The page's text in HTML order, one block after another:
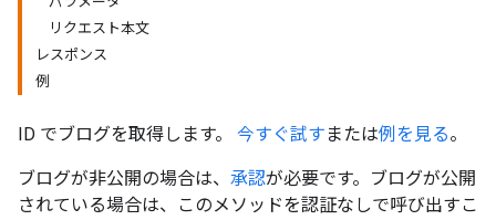
リクエスト本文
レスポンス
例
ID でブログを取得します。 今すぐ試す または例を見る。
ブログが非公開の場合は、 承認が必要です。ブログが公開
されている場合は、このメソッドを認証なしで呼び出すこ